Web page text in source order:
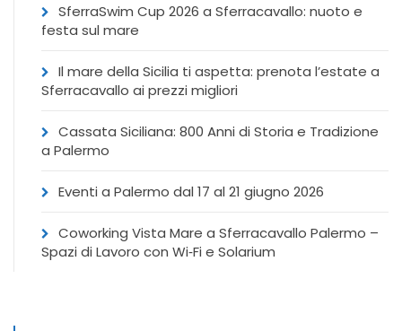
SferraSwim Cup 2026 a Sferracavallo: nuoto e
festa sul mare
Il mare della Sicilia ti aspetta: prenota l’estate a
Sferracavallo ai prezzi migliori
Cassata Siciliana: 800 Anni di Storia e Tradizione
a Palermo
Eventi a Palermo dal 17 al 21 giugno 2026
Coworking Vista Mare a Sferracavallo Palermo –
Spazi di Lavoro con Wi‑Fi e Solarium